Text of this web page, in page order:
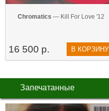
Chromatics — Kill For Love '12
16 500 р. В КОРЗИНУ
Запечатанные